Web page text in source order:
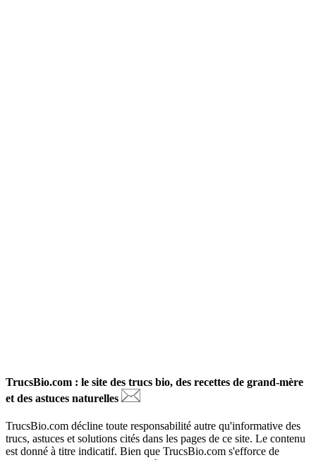
TrucsBio.com : le site des trucs bio, des recettes de grand-mère
et des astuces naturelles
TrucsBio.com décline toute responsabilité autre qu'informative des
trucs, astuces et solutions cités dans les pages de ce site. Le contenu
est donné à titre indicatif. Bien que TrucsBio.com s'efforce de